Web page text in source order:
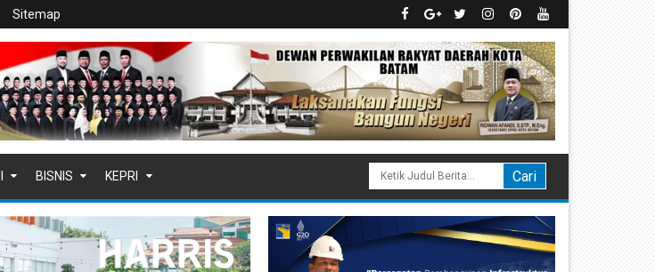
Sitemap
BISNIS KEPRI